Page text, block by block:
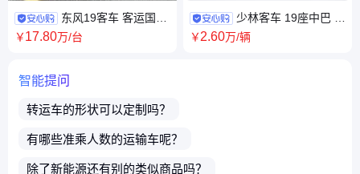
东风19客车 客运国六
柴油 单位通勤接送员工 25座中
￥17.80万/台
少林客车 19座中巴 单
位接送员工通勤巴士 公路客运
￥2.60万/辆
智能提问
转运车的形状可以定制吗？
有哪些准乘人数的运输车呢？
除了新能源还有别的类似商品吗？